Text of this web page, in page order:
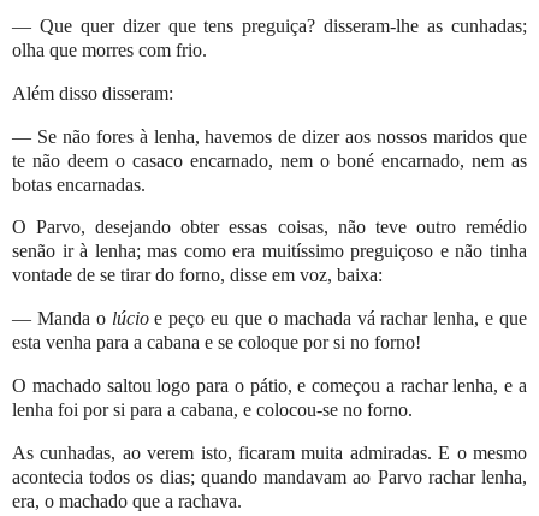
— Que quer dizer que tens preguiça? disseram-lhe as cunhadas;
olha que morres com frio.
Além disso disseram:
— Se não fores à lenha, havemos de dizer aos nossos maridos que
te não deem o casaco encarnado, nem o boné encarnado, nem as
botas encarnadas.
O Parvo, desejando obter essas coisas, não teve outro remédio
senão ir à lenha; mas como era muitíssimo preguiçoso e não tinha
vontade de se tirar do forno, disse em voz, baixa:
— Manda o lúcioe peço eu que o machada vá rachar lenha, e que
esta venha para a cabana e se coloque por si no forno!
O machado saltou logo para o pátio, e começou a rachar lenha, e a
lenha foi por si para a cabana, e colocou-se no forno.
As cunhadas, ao verem isto, ficaram muita admiradas. E o mesmo
acontecia todos os dias; quando mandavam ao Parvo rachar lenha,
era, o machado que a rachava.